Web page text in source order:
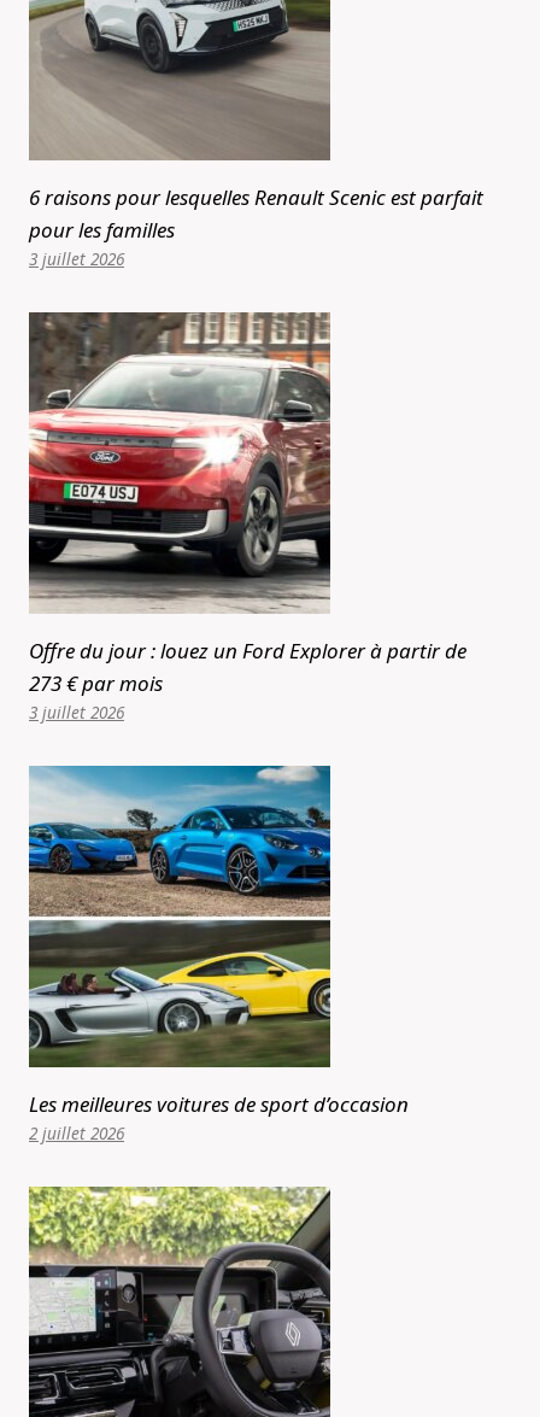
6 raisons pour lesquelles Renault Scenic est parfait
pour les familles
3 juillet 2026
Offre du jour : louez un Ford Explorer à partir de
273 € par mois
3 juillet 2026
Les meilleures voitures de sport d’occasion
2 juillet 2026